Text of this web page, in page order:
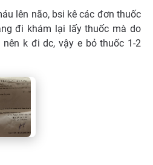
lên não, bsi kê các đơn thuốc
đi khám lại lấy thuốc mà do
k đi dc, vậy e bỏ thuốc 1-2